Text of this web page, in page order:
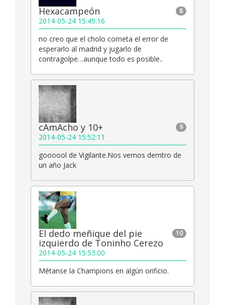
8
Hexacampeón
2014-05-24 15:49:16
no creo que el cholo cometa el error de
esperarlo al madrid y jugarlo de
contragolpe…aunque todo es posible..
9
cAmAcho y 10+
2014-05-24 15:52:11
goooool de Vigilante.Nos vemos demtro de
un año Jack
10
El dedo meñique del pie
izquierdo de Toninho Cerezo
2014-05-24 15:53:00
Métanse la Champions en algún orificio.